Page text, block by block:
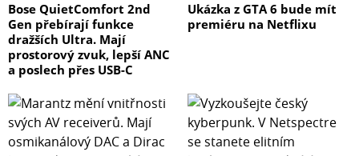
Bose QuietComfort 2nd
Gen přebírají funkce
dražších Ultra. Mají
prostorový zvuk, lepší ANC
a poslech přes USB-C
Ukázka z GTA 6 bude mít
premiéru na Netflixu